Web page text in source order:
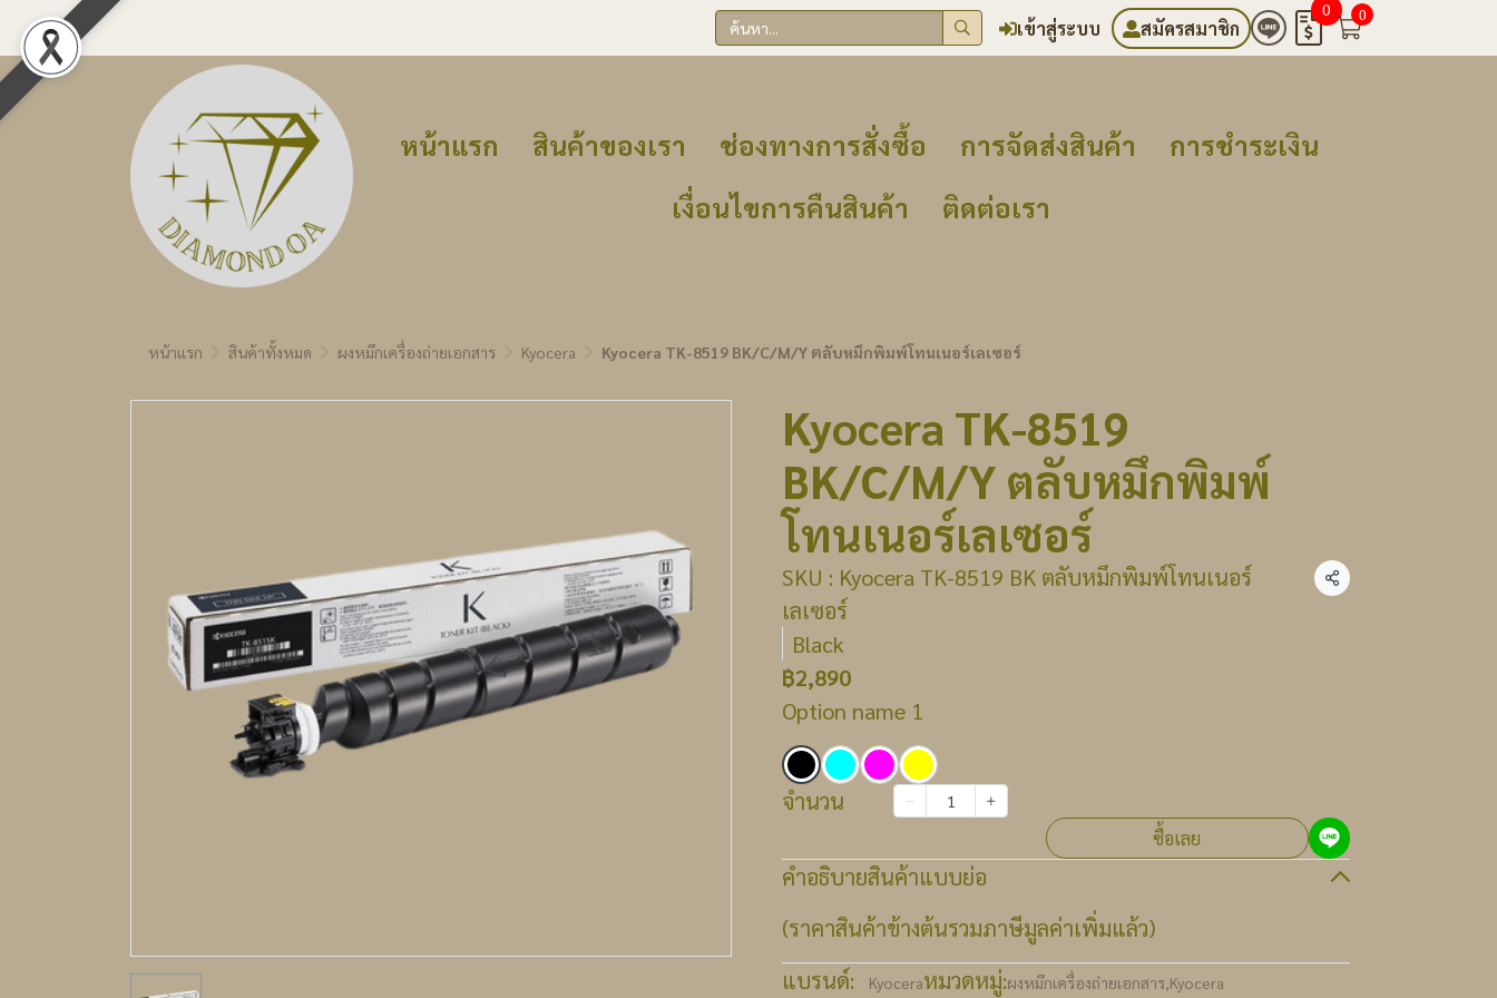
เข้าสู่ระบบ สมัครสมาชิก
0 0
หน้าแรก สินค้าของเรา ช่องทางการสั่งซื้อ การจัดส่งสินค้า
การชำระเงิน
เงื่อนไขการคืนสินค้า
ติดต่อเรา
หน้าแรก สินค้าทั้งหมด ผงหมึกเครื่องถ่ายเอกสาร Kyocera Kyocera TK-8519 BK/C/M/Y ตลับหมึกพิมพ์โทนเนอร์เลเซอร์
Kyocera TK-8519
BK/C/M/Y ตลับหมึกพิมพ์
โทนเนอร์เลเซอร์
SKU : Kyocera TK-8519 BK ตลับหมึกพิมพ์โทนเนอร์
เลเซอร์
Black
แชร์
฿2,890
Option name 1
จำนวน
ซื้อเลย
คำอธิบายสินค้าแบบย่อ
(ราคาสินค้าข้างต้นรวมภาษีมูลค่าเพิ่มแล้ว)
แบรนด์:
Kyoceraหมวดหมู่:ผงหมึกเครื่องถ่ายเอกสาร,Kyocera